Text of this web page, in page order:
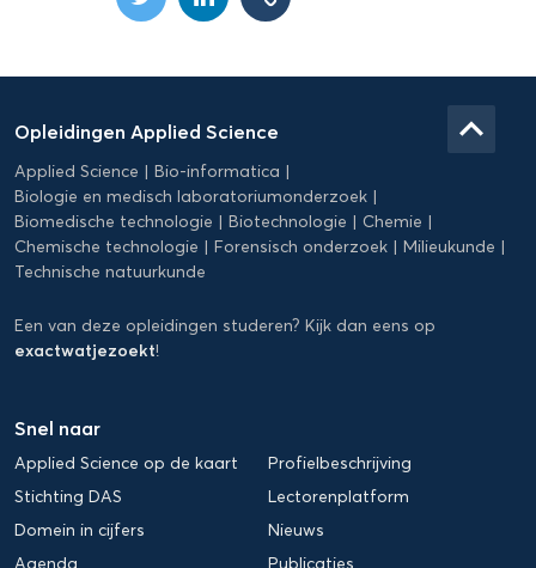
Applied
Science
Opleidingen Applied Science
Applied Science
Bio-informatica
Biologie en medisch laboratoriumonderzoek
Biomedische technologie
Biotechnologie
Chemie
Chemische technologie
Forensisch onderzoek
Milieukunde
Technische natuurkunde
Een van deze opleidingen studeren? Kijk dan eens op
exactwatjezoekt!
Snel naar
Applied Science op de kaart
Profielbeschrijving
Stichting DAS
Lectorenplatform
Domein in cijfers
Nieuws
keyboard_arrow_up